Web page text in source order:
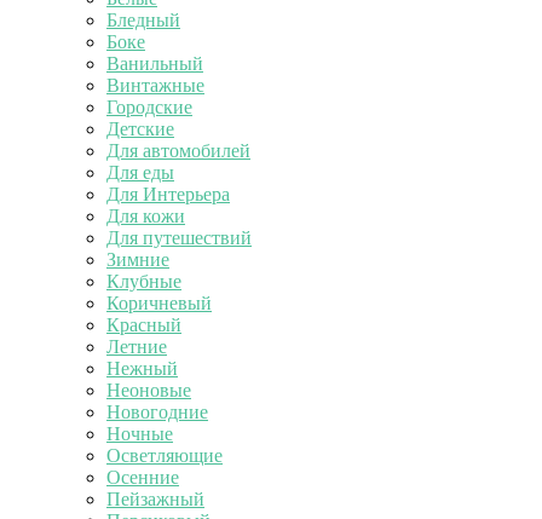
Бледный
Боке
Ванильный
Винтажные
Городские
Детские
Для автомобилей
Для еды
Для Интерьера
Для кожи
Для путешествий
Зимние
Клубные
Коричневый
Красный
Летние
Нежный
Неоновые
Новогодние
Ночные
Осветляющие
Осенние
Пейзажный